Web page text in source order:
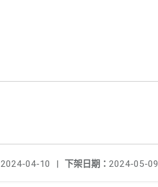
下架日期： 2024-05-09
2024-04-10 |